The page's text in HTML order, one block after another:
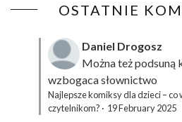
OSTATNIE
Daniel Drogosz
Można też podsuną
wzbogaca słownictwo
Najlepsze komiksy dla dzieci – co
czytelnikom? · 19 February 2025